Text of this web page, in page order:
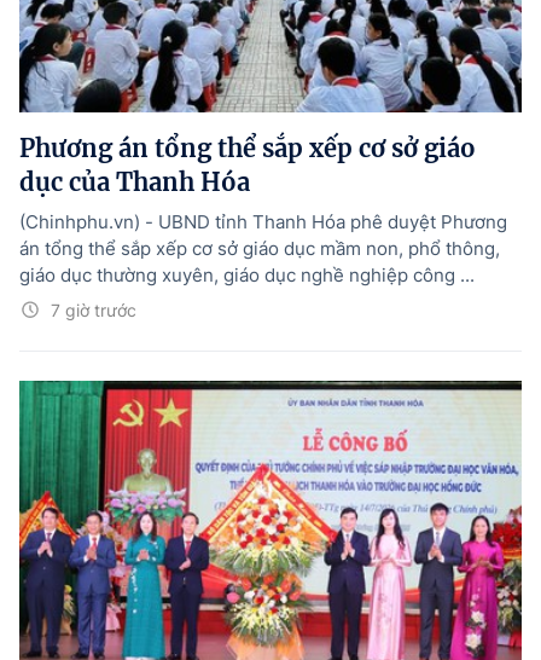
Phương án tổng thể sắp xếp cơ sở giáo
dục của Thanh Hóa
7 giờ trước
(Chinhphu.vn) - UBND tỉnh Thanh Hóa phê duyệt Phương
án tổng thể sắp xếp cơ sở giáo dục mầm non, phổ thông,
giáo dục thường xuyên, giáo dục nghề nghiệp công ...